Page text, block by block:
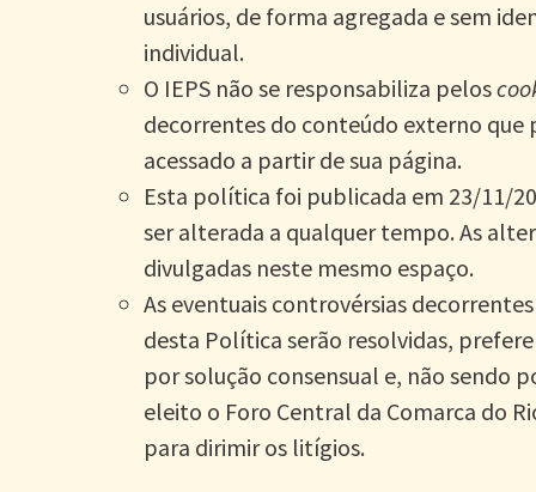
usuários, de forma agregada e sem
individual.
O IEPS não se responsabiliza pelos
decorrentes do conteúdo externo que
acessado a partir de sua página.
Esta política foi publicada em 23/11/
ser alterada a qualquer tempo. As
divulgadas neste mesmo espaço.
As eventuais controvérsias
desta Política serão resolvidas,
por solução consensual e, não sendo
eleito o Foro Central da Comarca do
para dirimir os litígios.